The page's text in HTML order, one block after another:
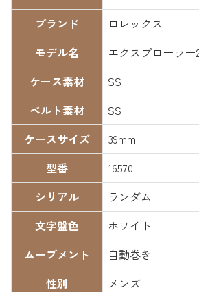
ブランド
ロレックス
モデル名
エクスプローラー
ケース素材
SS
ベルト素材
SS
ケースサイズ
39mm
型番
16570
シリアル
ランダム
文字盤色
ホワイト
ムーブメント
自動巻き
性別
メンズ